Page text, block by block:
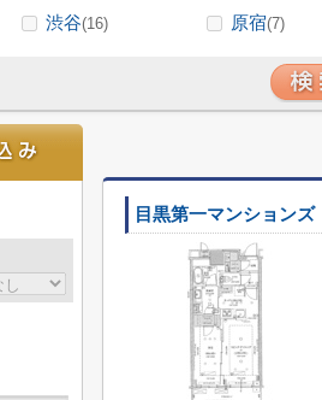
渋谷(16) 原宿(7)
目黒第一マンションズ